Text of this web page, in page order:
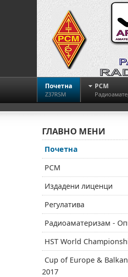
Почетна
Z37RSM
РСМ
ГЛАВНО МЕНИ
Почетна
РСМ
Издадени лиценци
Регулатива
Радиоаматеризам -
HST World
Cup of Europe &
2017